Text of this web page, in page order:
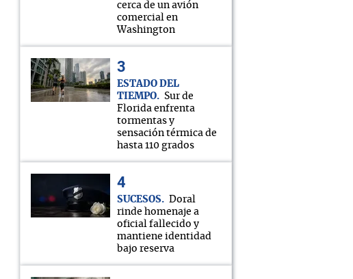
cerca de un avión
comercial en
Washington
ESTADO DEL
TIEMPO
Sur de
Florida enfrenta
tormentas y
sensación térmica de
hasta 110 grados
SUCESOS
Doral
rinde homenaje a
oficial fallecido y
mantiene identidad
bajo reserva